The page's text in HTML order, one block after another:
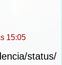
15:05
status/